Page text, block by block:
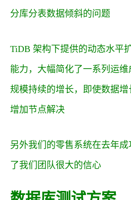
分库分表数据倾斜的问题
TiDB 架构下提供的动态水平
能力，大幅简化了一系列运
规模持续的增长，即使数据
增加节点解决
另外我们的零售系统在去年
了我们团队很大的信心